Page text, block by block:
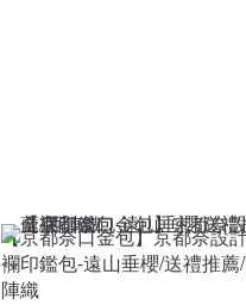
【京都奈口金包】京都奈設
襴印鑑包-遠山垂櫻/送禮推薦
陣織